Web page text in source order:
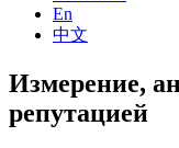
En
中文
Измерение,
репутацией